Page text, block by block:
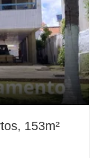
153m²